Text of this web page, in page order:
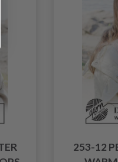
253-12